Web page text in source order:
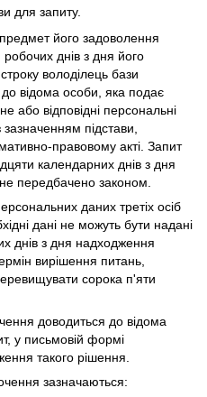
для запиту.
його задоволення
днів з дня його
володілець бази
відома особи, яка подає
або відповідні персональні
підстави,
правовому акті. Запит
календарних днів з дня
передбачено законом.
даних третіх осіб
дані не можуть бути надані
днів з дня надходження
вирішення питань,
сорока п'яти
доводиться до відома
у письмовій формі
такого рішення.
зазначаються: